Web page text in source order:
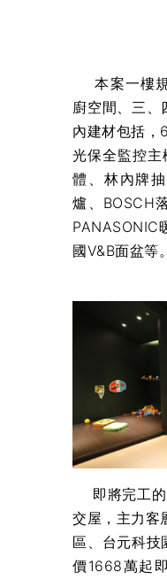
本案一樓規
廚空間、三、
內建材包括，
光保全監控主
體、林內牌
爐、BOSCH
PANASONIC
國V&B面盆等。
即將完工的
交屋，主力客
區、台元科技
價1668萬起